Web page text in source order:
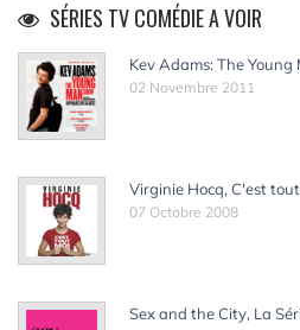
SÉRIES TV COMÉDIE A VOIR
Kev Adams: The Young
02 Novembre 2011
Virginie Hocq, C'est
07 Octobre 2008
Sex and the City, La